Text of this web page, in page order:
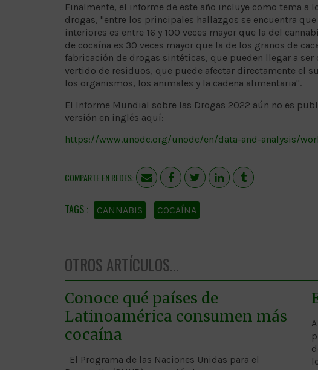
Finalmente, el informe de este año incluye como tema a
drogas, "entre los principales hallazgos se encuentra
interiores es entre 16 y 100 veces mayor que la del
de cocaína es 30 veces mayor que la de los granos de
fabricación de drogas sintéticas, que pueden llegar a
vertido de residuos, que puede afectar directamente el
los organismos, los animales y la cadena alimentaria".
El Informe Mundial sobre las Drogas 2022 aún no es
versión en inglés aquí:
https://www.unodc.org/unodc/en/data-and-analysis/
COMPARTE EN REDES:
CANNABIS COCAÍNA
OTROS ARTÍCULOS...
Conoce qué países de
Latinoamérica consumen más
cocaína
El Programa de las Naciones Unidas para el